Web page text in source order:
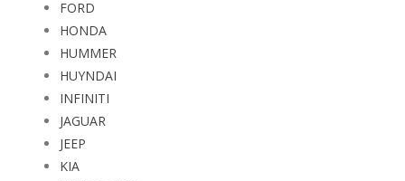
HONDA
HUMMER
HUYNDAI
INFINITI
JAGUAR
JEEP
KIA
LAND ROVER